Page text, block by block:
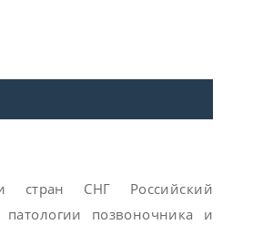
стран СНГ Российский
патологии позвоночника и